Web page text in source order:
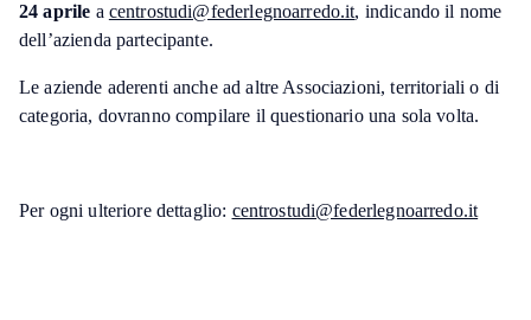
24 aprile a centrostudi@federlegnoarredo.it, indicando il nome
dell’azienda partecipante.
Le aziende aderenti anche ad altre Associazioni, territoriali o di
categoria, dovranno compilare il questionario una sola volta.
Per ogni ulteriore dettaglio: centrostudi@federlegnoarredo.it